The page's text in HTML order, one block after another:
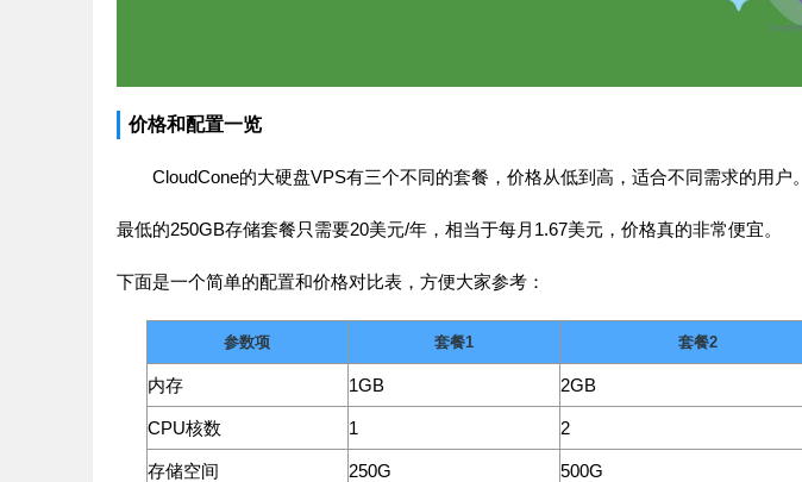
价格和配置一览
CloudCone的大硬盘VPS有三个不同的套餐，价格从低到高，适合不同需求的用户。
最低的250GB存储套餐只需要20美元/年，相当于每月1.67美元，价格真的非常便宜。
下面是一个简单的配置和价格对比表，方便大家参考：
参数项 套餐1 套餐2
内存 1GB 2GB
CPU核数 1 2
存储空间 250G 500G